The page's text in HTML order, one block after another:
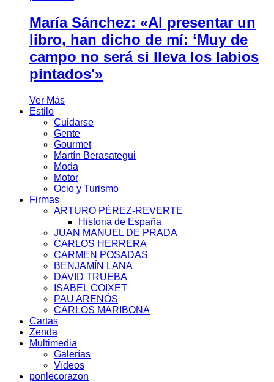
María Sánchez: «Al presentar un
libro, han dicho de mí: ‘Muy de
campo no será si lleva los labios
pintados'»
Ver Más
Estilo
Cuidarse
Gente
Gourmet
Martín Berasategui
Moda
Motor
Ocio y Turismo
Firmas
ARTURO PÉREZ-REVERTE
Historia de España
JUAN MANUEL DE PRADA
CARLOS HERRERA
CARMEN POSADAS
BENJAMÍN LANA
DAVID TRUEBA
ISABEL COIXET
PAU ARENÓS
CARLOS MARIBONA
Cartas
Zenda
Multimedia
Galerías
Vídeos
ponlecorazon